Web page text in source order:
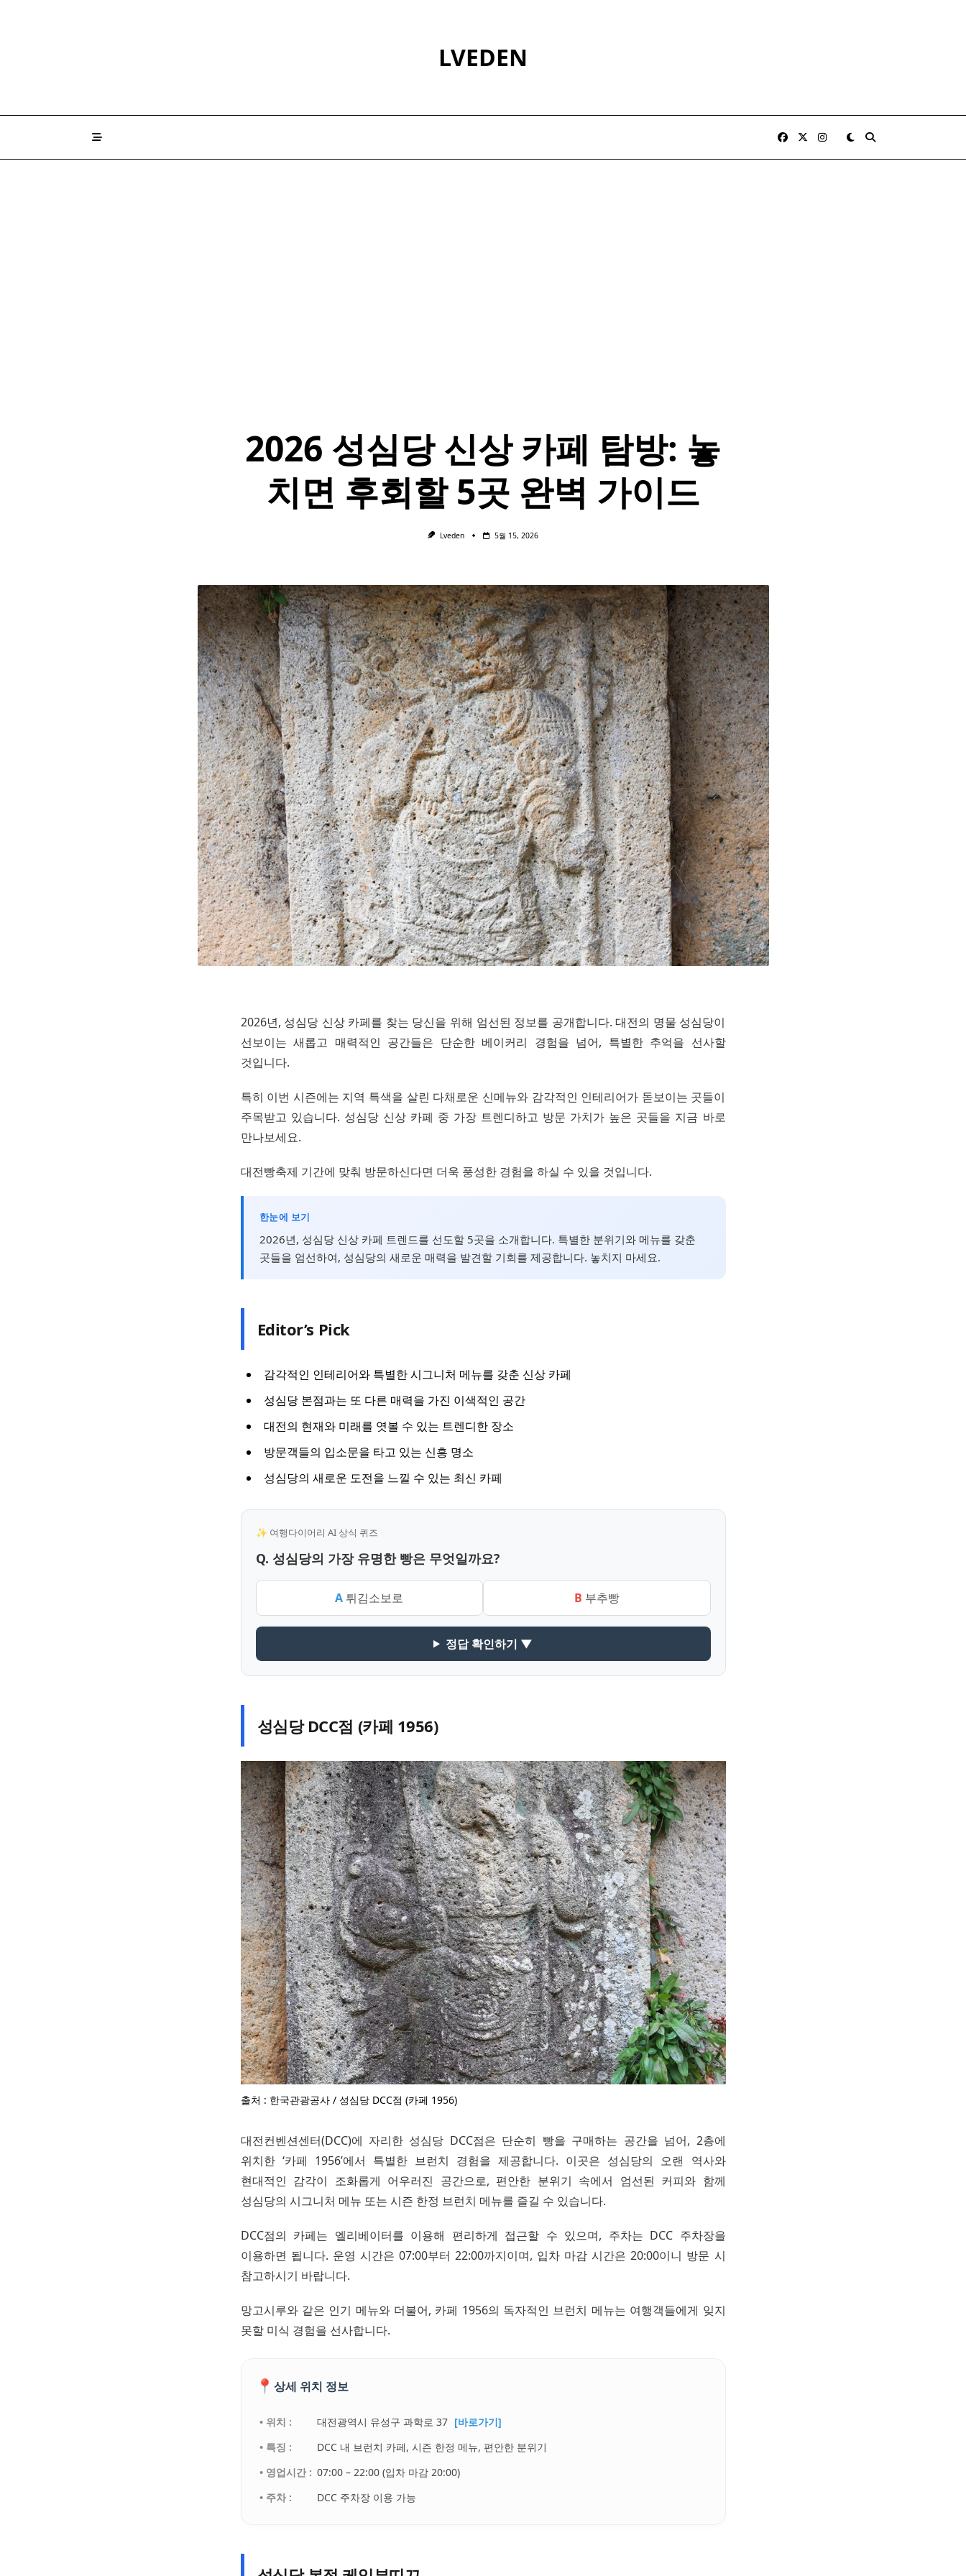
LVEDEN
2026 성심당 신상 카페 탐방: 놓
치면 후회할 5곳 완벽 가이드
Lveden 5월 15, 2026
2026년, 성심당 신상 카페를 찾는 당신을 위해 엄선된 정보를 공개합니다. 대전의 명물 성심당이
선보이는 새롭고 매력적인 공간들은 단순한 베이커리 경험을 넘어, 특별한 추억을 선사할
것입니다.
특히 이번 시즌에는 지역 특색을 살린 다채로운 신메뉴와 감각적인 인테리어가 돋보이는 곳들이
주목받고 있습니다. 성심당 신상 카페 중 가장 트렌디하고 방문 가치가 높은 곳들을 지금 바로
만나보세요.
대전빵축제 기간에 맞춰 방문하신다면 더욱 풍성한 경험을 하실 수 있을 것입니다.
한눈에 보기
2026년, 성심당 신상 카페 트렌드를 선도할 5곳을 소개합니다. 특별한 분위기와 메뉴를 갖춘
곳들을 엄선하여, 성심당의 새로운 매력을 발견할 기회를 제공합니다. 놓치지 마세요.
Editor’s Pick
감각적인 인테리어와 특별한 시그니처 메뉴를 갖춘 신상 카페
성심당 본점과는 또 다른 매력을 가진 이색적인 공간
대전의 현재와 미래를 엿볼 수 있는 트렌디한 장소
방문객들의 입소문을 타고 있는 신흥 명소
성심당의 새로운 도전을 느낄 수 있는 최신 카페
✨ 여행다이어리 AI 상식 퀴즈
Q. 성심당의 가장 유명한 빵은 무엇일까요?
A 튀김소보로 B 부추빵
정답 확인하기 ▼
성심당 DCC점 (카페 1956)
출처 : 한국관광공사 / 성심당 DCC점 (카페 1956)
대전컨벤션센터(DCC)에 자리한 성심당 DCC점은 단순히 빵을 구매하는 공간을 넘어, 2층에
위치한 ‘카페 1956’에서 특별한 브런치 경험을 제공합니다. 이곳은 성심당의 오랜 역사와
현대적인 감각이 조화롭게 어우러진 공간으로, 편안한 분위기 속에서 엄선된 커피와 함께
성심당의 시그니처 메뉴 또는 시즌 한정 브런치 메뉴를 즐길 수 있습니다.
DCC점의 카페는 엘리베이터를 이용해 편리하게 접근할 수 있으며, 주차는 DCC 주차장을
이용하면 됩니다. 운영 시간은 07:00부터 22:00까지이며, 입차 마감 시간은 20:00이니 방문 시
참고하시기 바랍니다.
망고시루와 같은 인기 메뉴와 더불어, 카페 1956의 독자적인 브런치 메뉴는 여행객들에게 잊지
못할 미식 경험을 선사합니다.
📍 상세 위치 정보
• 위치 : 대전광역시 유성구 과학로 37 [바로가기]
• 특징 :
DCC 내 브런치 카페, 시즌 한정 메뉴, 편안한 분위기
• 영업시간 : 07:00 – 22:00 (입차 마감 20:00)
• 주차 :
DCC 주차장 이용 가능